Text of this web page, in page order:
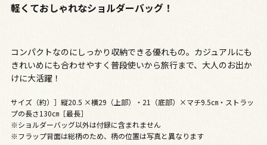
軽くておしゃれなショルダーバッグ！
コンパクトなのにしっかり収納できる優れもの。カジュアルにも
きれいめにも合わせやすく普段使いから旅行まで、大人のお出か
けに大活躍！
サイズ（約）］縦20.5 ×横29（上部）・21（底部）×マチ9.5㎝・ストラッ
プの長さ130㎝［最長］
※ショルダーバッグ以外は付録に含まれません
※フラップ背面は総柄のため、柄の位置は写真と異なります